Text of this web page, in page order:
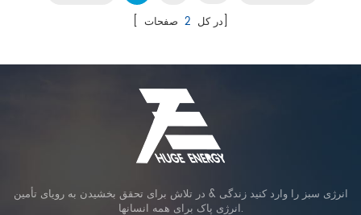
[ در کل 2 صفحات]
انرژی سبز را وارد کنید زندگی & در تلاش برای تحقق بخشیدن به رویای تأمین
انرژی پاک برای همه انسانها.